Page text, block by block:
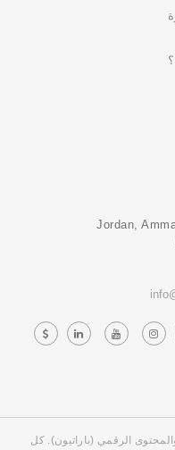
Jordan,
والمحتوى الرقمي (باراتيون). كل